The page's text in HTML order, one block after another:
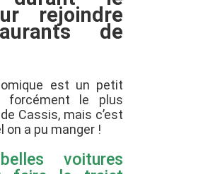
rejoindre
de
est un petit
forcément le plus
Cassis, mais c’est
on a pu manger !
voitures